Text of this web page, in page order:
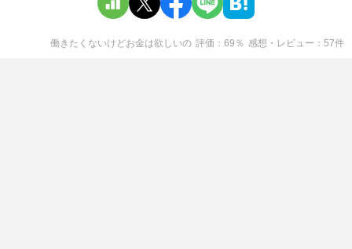
働きたくないけどお金は欲しいの 評価 69 ％ 感想・レビュー 57件